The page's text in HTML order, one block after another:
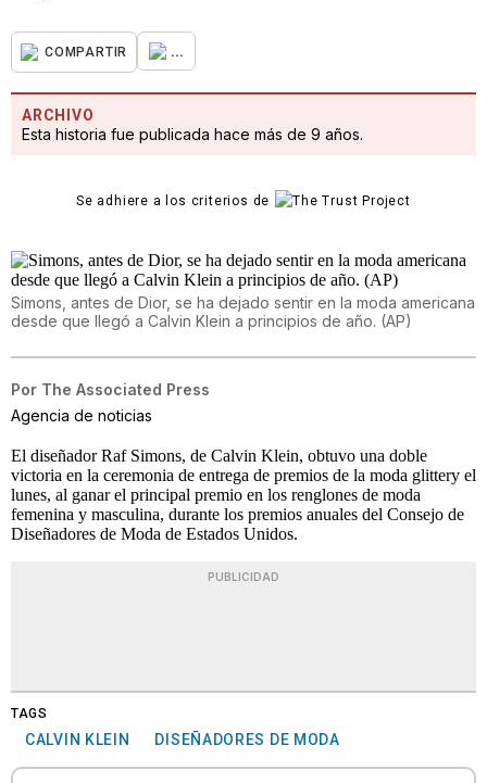
COMPARTIR ...
ARCHIVO
Esta historia fue publicada hace más de 9 años.
Se adhiere a los criterios de
Simons, antes de Dior, se ha dejado sentir en la moda americana
desde que llegó a Calvin Klein a principios de año. (AP)
Por The Associated Press
Agencia de noticias
El diseñador Raf Simons, de Calvin Klein, obtuvo una doble
victoria en la ceremonia de entrega de premios de la moda glittery el
lunes, al ganar el principal premio en los renglones de moda
femenina y masculina, durante los premios anuales del Consejo de
Diseñadores de Moda de Estados Unidos.
PUBLICIDAD
TAGS
CALVIN KLEIN DISEÑADORES DE MODA